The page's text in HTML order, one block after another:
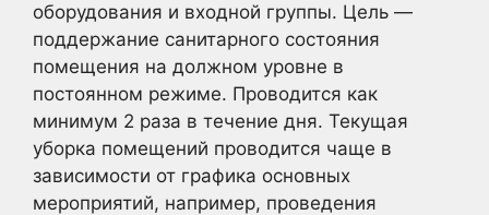
оборудования и входной группы. Цель —
поддержание санитарного состояния
помещения на должном уровне в
постоянном режиме. Проводится как
минимум 2 раза в течение дня. Текущая
уборка помещений проводится чаще в
зависимости от графика основных
мероприятий, например, проведения